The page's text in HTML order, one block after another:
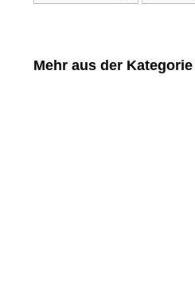
Mehr aus der Kategorie